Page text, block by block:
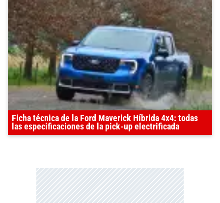
Ficha técnica de la Ford Maverick Híbrida 4x4: todas
las especificaciones de la pick-up electrificada